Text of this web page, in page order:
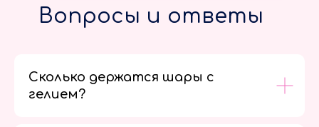
Вопросы и ответы
Сколько держатся шары с
гелием?